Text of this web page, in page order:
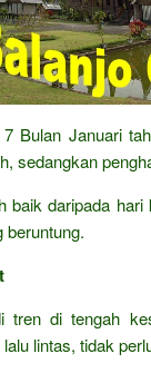
Bulan Januari
sedangkan
baik daripada
beruntung.
tren di tengah
lintas, tidak